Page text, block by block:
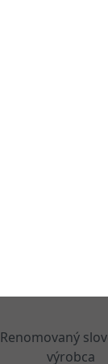
Renomovaný
výrobca